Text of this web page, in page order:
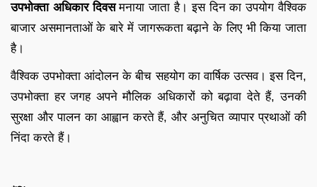
उपभोक्ता अधिकार दिवसमनाया जाता है। इस दिन का उपयोग वैश्विक
बाजार असमानताओं के बारे में जागरूकता बढ़ाने के लिए भी किया जाता
है।
वैश्विक उपभोक्ता आंदोलन के बीच सहयोग का वार्षिक उत्सव। इस दिन,
उपभोक्ता हर जगह अपने मौलिक अधिकारों को बढ़ावा देते हैं, उनकी
सुरक्षा और पालन का आह्वान करते हैं, और अनुचित व्यापार प्रथाओं की
निंदा करते हैं।